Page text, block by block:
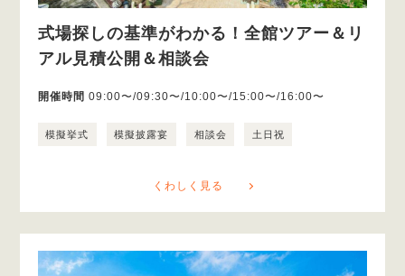
式場探しの基準がわかる！全館ツアー＆リ
アル見積公開＆相談会
開催時間 09:00〜/09:30〜/10:00〜/15:00〜/16:00〜
模擬挙式 模擬披露宴 相談会 土日祝
くわしく見る